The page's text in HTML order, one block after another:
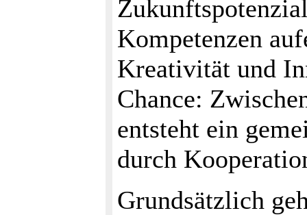
Kompetenzen
Kreativität und
Chance:
entsteht ein
durch
Grundsätzlich